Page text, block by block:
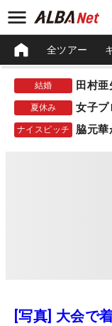
全ツアー
結婚 田村
夏休み 女子プ
ナイスピッチ 脇元華
[写真] 大会で